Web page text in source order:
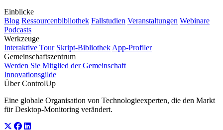
Einblicke
Blog Ressourcenbibliothek Fallstudien Veranstaltungen Webinare
Podcasts
Werkzeuge
Interaktive Tour Skript-Bibliothek App-Profiler
Gemeinschaftszentrum
Werden Sie Mitglied der Gemeinschaft
Innovationsgilde
Über ControlUp
Eine globale Organisation von Technologieexperten, die den Markt
für Desktop-Monitoring verändert.